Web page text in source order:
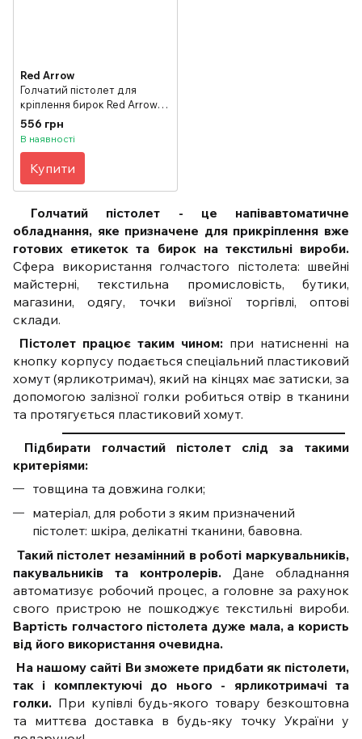
Red Arrow
Голчатий пістолет для
кріплення бирок Red Arrow
YH-31T (посилена голка)
556 грн
В наявності
Купити
Голчатий пістолет - це напівавтоматичне
обладнання, яке призначене для прикріплення вже
готових етикеток та бирок на текстильні вироби.
Сфера використання голчастого пістолета: швейні
майстерні, текстильна промисловість, бутики,
магазини, одягу, точки виїзної торгівлі, оптові
склади.
Пістолет працює таким чином: при натисненні на
кнопку корпусу подається спеціальний пластиковий
хомут (ярликотримач), який на кінцях має затиски, за
допомогою залізної голки робиться отвір в тканини
та протягується пластиковий хомут.
Підбирати голчастий пістолет слід за такими
критеріями:
товщина та довжина голки;
матеріал, для роботи з яким призначений
пістолет: шкіра, делікатні тканини, бавовна.
Такий пістолет незамінний в роботі маркувальників,
пакувальників та контролерів. Дане обладнання
автоматизує робочий процес, а головне за рахунок
свого пристрою не пошкоджує текстильні вироби.
Вартість голчастого пістолета дуже мала, а користь
від його використання очевидна.
На нашому сайті Ви зможете придбати як пістолети,
так і комплектуючі до нього - ярликотримачі та
голки. При купівлі будь-якого товару безкоштовна
та миттєва доставка в будь-яку точку України у